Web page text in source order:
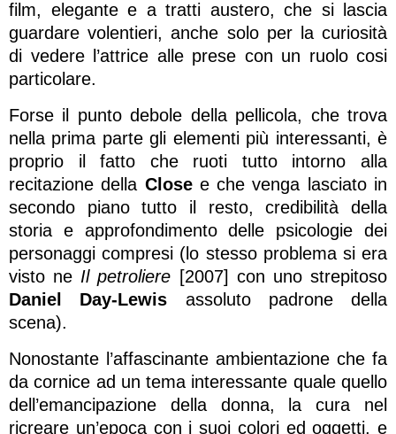
film, elegante e a tratti austero, che si lascia
guardare volentieri, anche solo per la curiosità
di vedere l’attrice alle prese con un ruolo cosi
particolare.
Forse il punto debole della pellicola, che trova
nella prima parte gli elementi più interessanti, è
proprio il fatto che ruoti tutto intorno alla
recitazione della Closee che venga lasciato in
secondo piano tutto il resto, credibilità della
storia e approfondimento delle psicologie dei
personaggi compresi (lo stesso problema si era
visto ne Il petroliere [2007] con uno strepitoso
Daniel Day-Lewis assoluto padrone della
scena).
Nonostante l’affascinante ambientazione che fa
da cornice ad un tema interessante quale quello
dell’emancipazione della donna, la cura nel
ricreare un’epoca con i suoi colori ed oggetti, e